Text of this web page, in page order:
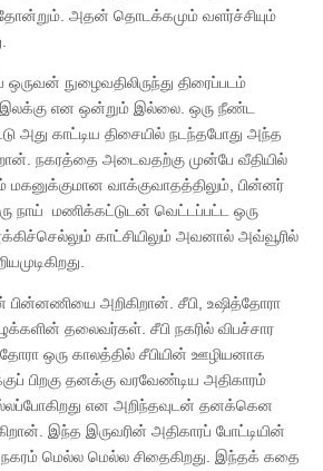
அதன் தொடக்கமும் வளர்ச்சியும்
ஒருவன் நுழைவதிலிருந்து திரைப்படம்
என ஒன்றும் இல்லை. ஒரு நீண்ட
அது காட்டிய திசையில் நடந்தபோது அந்த
நகரத்தை அடைவதற்கு முன்பே வீதியில்
வாக்குவாதத்திலும், பின்னர்
நாய் மணிக்கட்டுடன் வெட்டப்பட்ட ஒரு
காட்சியிலும் அவனால் அவ்வூரில்
பின்னணியை அறிகிறான். சீபி, உஷித்தோரா
தலைவர்கள். சீபி நகரில் விபச்சார
ஒரு காலத்தில் சீபியின் ஊழியனாக
பிறகு தனக்கு வரவேண்டிய அதிகாரம்
என அறிந்தவுடன் தனக்கென
இந்த இருவரின் அதிகாரப் போட்டியின்
மெல்ல மெல்ல சிதைகிறது. இந்தக் கதை